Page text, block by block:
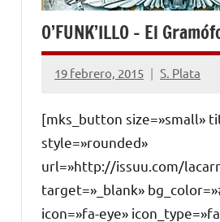
O’FUNK’ILLO – El
19 febrero, 2015 S. Plata
No
comentarios
[mks_button size=»small»
style=»rounded»
url=»http://issuu.com/
target=»_blank»
icon=»fa-eye»